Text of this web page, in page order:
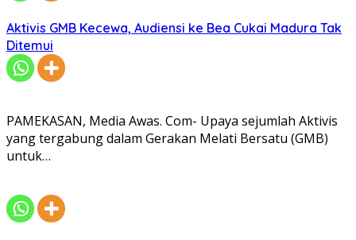
Aktivis GMB Kecewa, Audiensi ke Bea Cukai Madura Tak
Ditemui
PAMEKASAN, Media Awas. Com- Upaya sejumlah Aktivis
yang tergabung dalam Gerakan Melati Bersatu (GMB)
untuk…